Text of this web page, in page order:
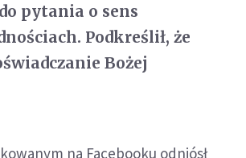
pytania o sens
Podkreślił, że
Bożej
na Facebooku odniósł